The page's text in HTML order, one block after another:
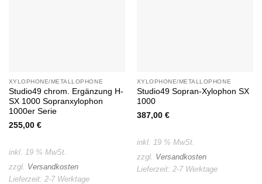
XYLOPHONE/METALLOPHONE
Studio49 chrom. Ergänzung H-
SX 1000 Sopranxylophon
1000er Serie
255,00 €
inkl. 19 % MwSt.
zzgl. Versandkosten
Lieferzeit: 2-7 Werktage
XYLOPHONE/METALLOPHONE
Studio49 Sopran-Xylophon SX
1000
387,00 €
inkl. 19 % MwSt.
zzgl. Versandkosten
Lieferzeit: 2-7 Werktage